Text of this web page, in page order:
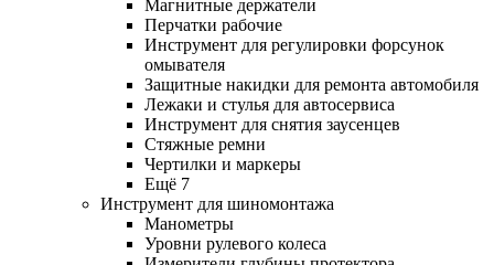
Магнитные держатели
Перчатки рабочие
Инструмент для регулировки форсунок
омывателя
Защитные накидки для ремонта автомобиля
Лежаки и стулья для автосервиса
Инструмент для снятия заусенцев
Стяжные ремни
Чертилки и маркеры
Ещё 7
Инструмент для шиномонтажа
Манометры
Уровни рулевого колеса